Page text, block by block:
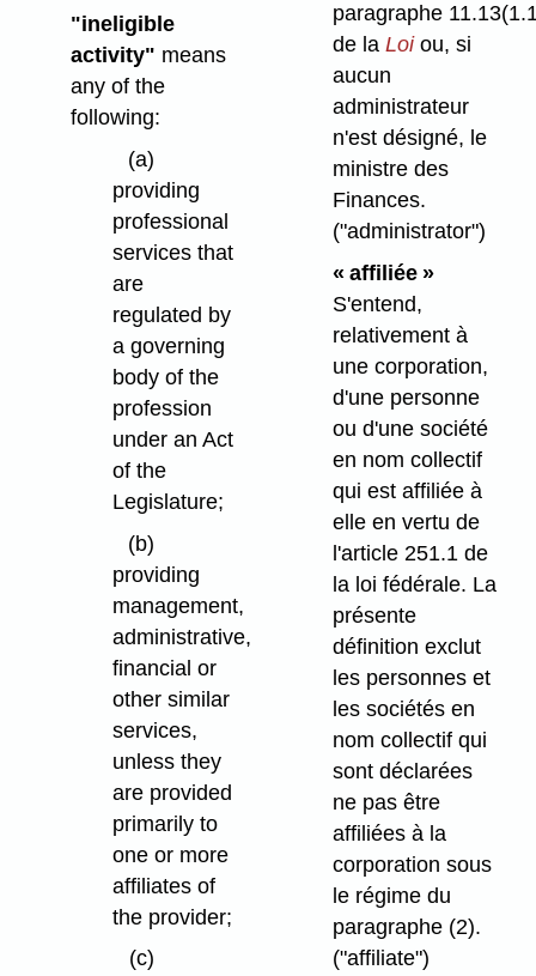
"ineligible
activity" means
any of the
following:
(a)
providing
professional
services that
are
regulated by
a governing
body of the
profession
under an Act
of the
Legislature;
(b)
providing
management,
administrative,
financial or
other similar
services,
unless they
are provided
primarily to
one or more
affiliates of
the provider;
(c)
paragraphe
de la Loiou, si
aucun
administrateur
n'est désigné, le
ministre des
Finances.
("administrator")
« affiliée »
S'entend,
relativement à
une corporation,
d'une personne
ou d'une société
en nom collectif
qui est affiliée à
elle en vertu de
l'article 251.1 de
la loi fédérale. La
présente
définition exclut
les personnes et
les sociétés en
nom collectif qui
sont déclarées
ne pas être
affiliées à la
corporation sous
le régime du
paragraphe (2).
("affiliate")